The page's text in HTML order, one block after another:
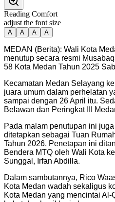
Reading Comfort
adjust the font size
A A A A
MEDAN (Berita): Wali Kota
menutup secara resmi
58 Kota Medan Tahun 2025
Kecamatan Medan Selayang
juara umum dalam perhelatan
sampai dengan 26 April itu.
Belawan dan Peringkat III
Pada malam penutupan ini
ditetapkan sebagai Tuan
Tahun 2026. Penetapan ini
Bendera MTQ oleh Wali Kota
Sunggal, Irfan Abdilla.
Dalam sambutannya, Rico
Kota Medan wadah sekaligus
Kota Medan yang mencintai Al-